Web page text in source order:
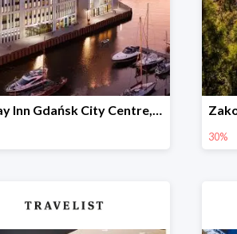
Holiday Inn Gdańsk City Centre, Gdańsk, Wybrzeże -28%
30%